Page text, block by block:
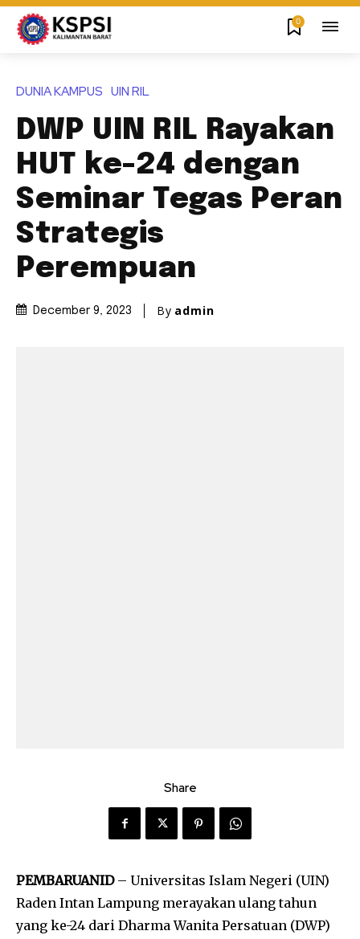
0
DUNIA KAMPUS UIN RIL
DWP UIN RIL Rayakan
HUT ke-24 dengan
Seminar Tegas Peran
Strategis
Perempuan
December 9, 2023 By admin
Share
PEMBARUANID– Universitas Islam Negeri (UIN)
Raden Intan Lampung merayakan ulang tahun
yang ke-24 dari Dharma Wanita Persatuan (DWP)